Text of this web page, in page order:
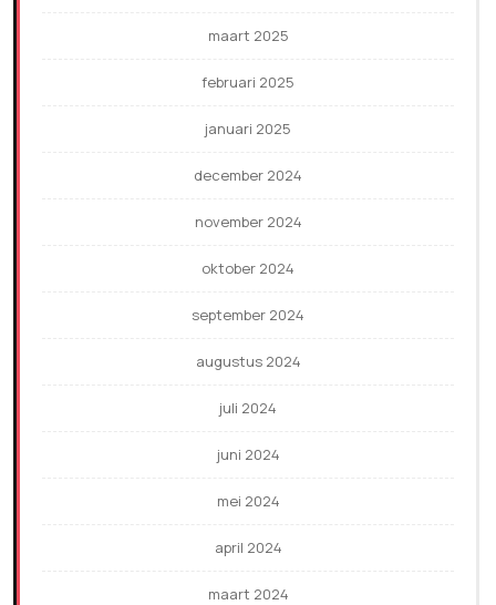
maart 2025
februari 2025
januari 2025
december 2024
november 2024
oktober 2024
september 2024
augustus 2024
juli 2024
juni 2024
mei 2024
april 2024
maart 2024